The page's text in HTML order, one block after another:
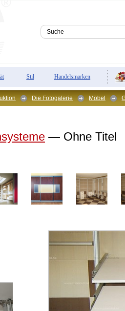
Stil Handelsmarken
Die Fotogalerie Möbel
— Ohne Titel